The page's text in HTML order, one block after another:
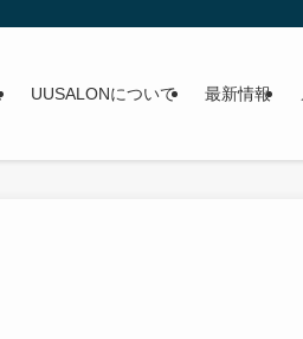
UUSALONについて 最新情報